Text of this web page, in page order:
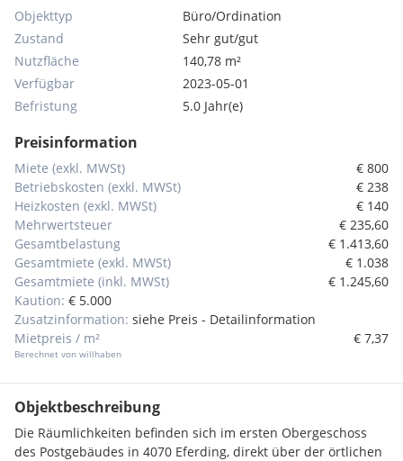
Objekttyp
Büro/Ordination
Zustand
Sehr gut/gut
Nutzfläche
140,78 m²
Verfügbar
2023-05-01
Befristung
5.0 Jahr(e)
Preisinformation
Miete (exkl. MWSt)
€ 800
Betriebskosten (exkl. MWSt)
€ 238
Heizkosten (exkl. MWSt)
€ 140
Mehrwertsteuer
€ 235,60
Gesamtbelastung
€ 1.413,60
Gesamtmiete (exkl. MWSt)
€ 1.038
Gesamtmiete (inkl. MWSt)
€ 1.245,60
Kaution: € 5.000
Zusatzinformation: siehe Preis - Detailinformation
Mietpreis / m²
Berechnet von willhaben
€ 7,37
Objektbeschreibung
Die Räumlichkeiten befinden sich im ersten Obergeschoss
des Postgebäudes in 4070 Eferding, direkt über der örtlichen